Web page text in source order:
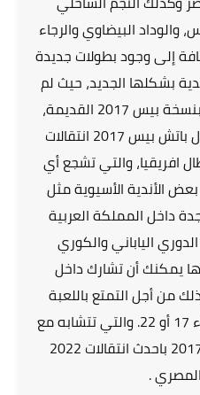
البيضاوي والرجاء
إلى وجود بطولات جديدة
بشكلها الجديد، حيث لم
تكن تلك البطولة متوافرة بنسخة بيس 2017 القديمة،
كل هذا وأكثر فقط من خلال باتش بيس 2017 انتقالات
افريقيا، والتي تشجع أي
الأندية الأسيوية مثل
داخل المملكة العربية
الياباني والكوري
يمكنك أن تشارك داخل
من أجل التمتع باللعبة
وخصائص كلا الإصدارين سواء 17 أو 22. والتي تتشابه مع
تحميل احدث باتش لبيس 2017 باحدث انتقالات 2022
.